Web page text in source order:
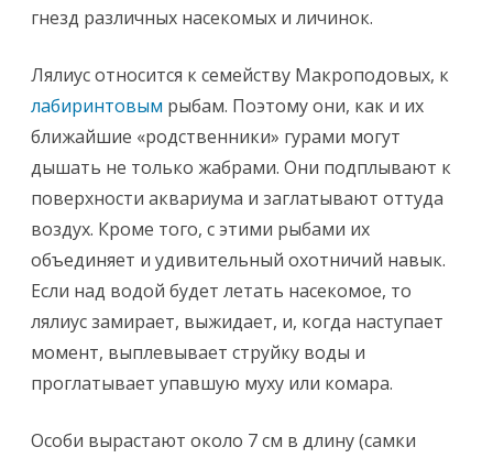
гнезд различных насекомых и личинок.
Лялиус относится к семейству Макроподовых, к
лабиринтовым рыбам. Поэтому они, как и их
ближайшие «родственники» гурами могут
дышать не только жабрами. Они подплывают к
поверхности аквариума и заглатывают оттуда
воздух. Кроме того, с этими рыбами их
объединяет и удивительный охотничий навык.
Если над водой будет летать насекомое, то
лялиус замирает, выжидает, и, когда наступает
момент, выплевывает струйку воды и
проглатывает упавшую муху или комара.
Особи вырастают около 7 см в длину (самки